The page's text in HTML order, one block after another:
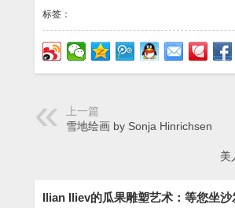
标签：
上一篇
雪地绘画 by Sonja Hinrichsen
美
Ilian Iliev的瓜果雕塑艺术：等您坐沙